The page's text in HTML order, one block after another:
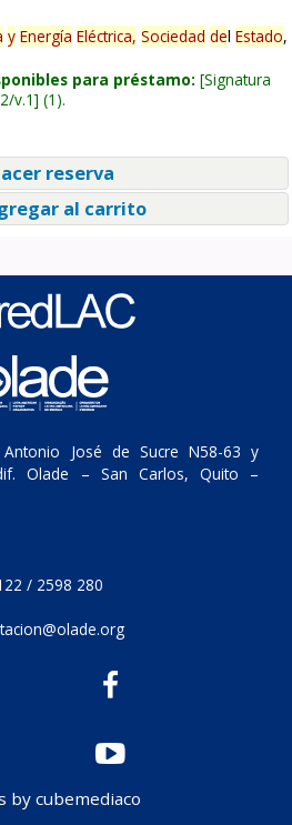
y Energía Eléctrica, Sociedad del Estado,
para préstamo: Signatura
v.1 (1).
reserva
al carrito
Antonio José de Sucre N58-63 y
Olade – San Carlos, Quito –
/ 2598 280
by cubemediaco